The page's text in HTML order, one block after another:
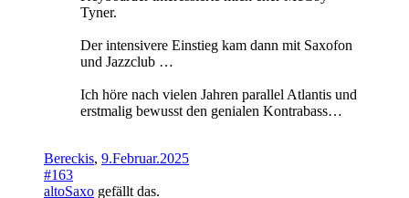
Tyner.
Der intensivere Einstieg kam dann mit Saxofon
und Jazzclub …
Ich höre nach vielen Jahren parallel Atlantis und
erstmalig bewusst den genialen Kontrabass…
Bereckis, 9.Februar.2025
#163
altoSaxo gefällt das.